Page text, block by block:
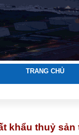
TRANG CHỦ
khẩu thuỷ sản